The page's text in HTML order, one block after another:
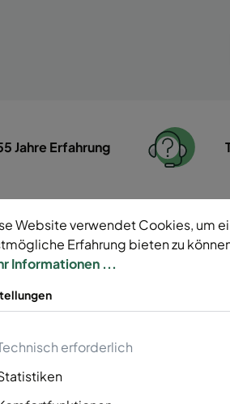
Jahre Erfahrung
2-flügelig"
Website verwendet Cookies, um
Erfahrung bieten zu
Informationen ...
erforderlich